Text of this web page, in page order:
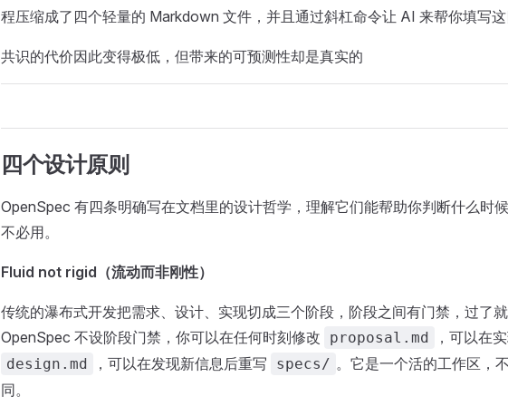
程压缩成了四个轻量的 Markdown 文件，并且通过斜杠命令让 AI 来帮你填写
共识的代价因此变得极低，但带来的可预测性却是真实的
四个设计原则
OpenSpec 有四条明确写在文档里的设计哲学，理解它们能帮助你判断什么时
不必用。
Fluid not rigid（流动而非刚性）
传统的瀑布式开发把需求、设计、实现切成三个阶段，阶段之间有门禁，过了
OpenSpec 不设阶段门禁，你可以在任何时刻修改
proposal.md ，可以在
design.md ，可以在发现新信息后重写 specs/ 。它是一个活的工作区，
同。